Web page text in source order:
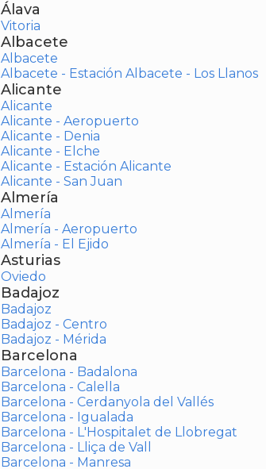
Álava
Vitoria
Albacete
Albacete
Albacete - Estación Albacete - Los Llanos
Alicante
Alicante
Alicante - Aeropuerto
Alicante - Denia
Alicante - Elche
Alicante - Estación Alicante
Alicante - San Juan
Almería
Almería
Almería - Aeropuerto
Almería - El Ejido
Asturias
Oviedo
Badajoz
Badajoz
Badajoz - Centro
Badajoz - Mérida
Barcelona
Barcelona - Badalona
Barcelona - Calella
Barcelona - Cerdanyola del Vallés
Barcelona - Igualada
Barcelona - L'Hospitalet de Llobregat
Barcelona - Lliça de Vall
Barcelona - Manresa